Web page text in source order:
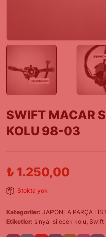
SWIFT MACAR
KOLU 98-03
₺ 1.250,00
Stokta yok
Kategoriler: JAPONLA PARÇA
Etiketler: sinyal silecek kolu Swift